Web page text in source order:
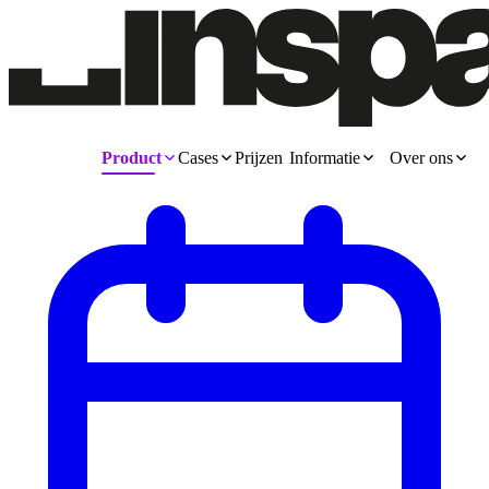
Product Cases Prijzen Informatie Over ons